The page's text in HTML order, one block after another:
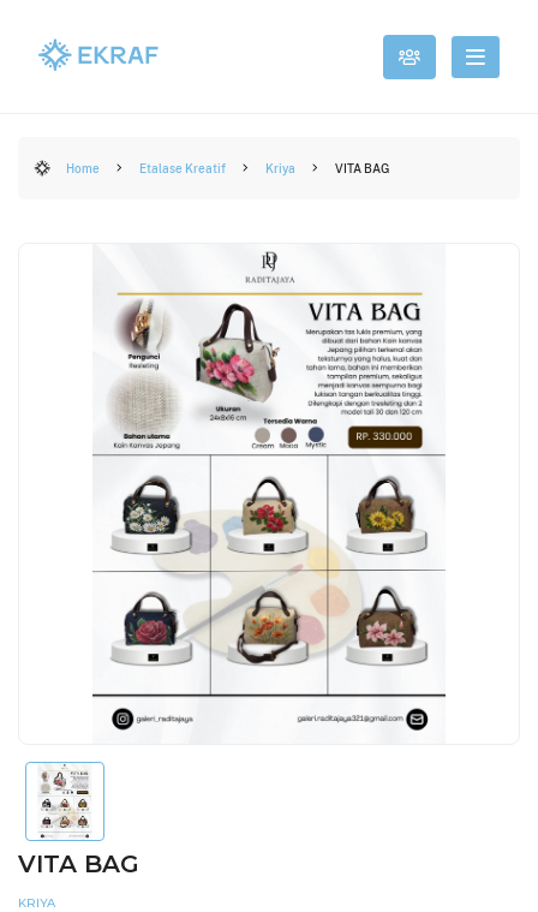
Home Etalase Kreatif Kriya VITA BAG
VITA BAG
KRIYA